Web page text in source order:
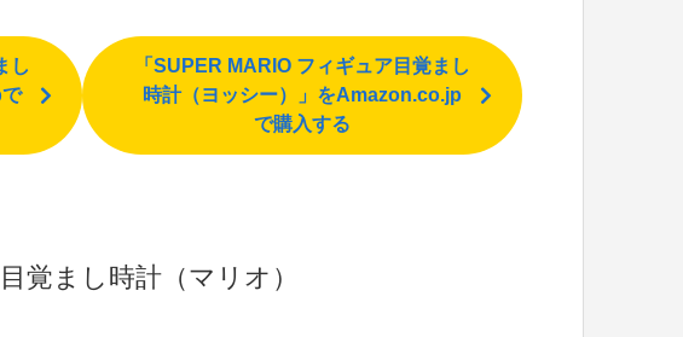
し
「SUPER MARIO フィギュア目覚まし
時計（ヨッシー）」をAmazon.co.jp
で購入する
覚まし時計（マリオ）